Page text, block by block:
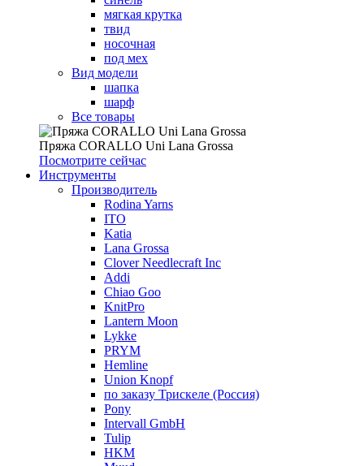
мягкая крутка
твид
носочная
под мех
Вид модели
шапка
шарф
Все товары
Пряжа CORALLO Uni Lana Grossa
Посмотрите сейчас
Инструменты
Производитель
Rodina Yarns
ITO
Katia
Lana Grossa
Clover Needlecraft Inc
Addi
Chiao Goo
KnitPro
Lantern Moon
Lykke
PRYM
Hemline
Union Knopf
по заказу Трискеле (Россия)
Pony
Intervall GmbH
Tulip
HKM